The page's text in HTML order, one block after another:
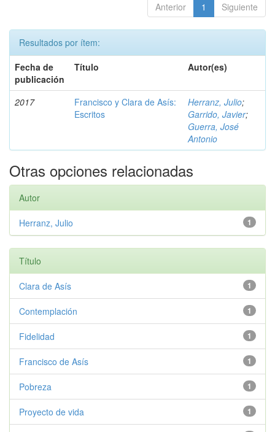
Anterior 1 Siguiente
Resultados por ítem:
Fecha de
publicación
Título Autor(es)
2017
Francisco y Clara de Asís:
Escritos
Herranz, Julio;
Garrido, Javier;
Guerra, José
Antonio
Otras opciones relacionadas
Autor
1
Herranz, Julio
Título
1
Clara de Asís
1
Contemplación
1
Fidelidad
1
Francisco de Asís
1
Pobreza
1
Proyecto de vida